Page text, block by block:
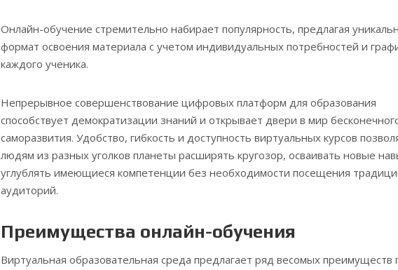
Онлайн-обучение стремительно набирает популярность, предлагая
формат освоения материала с учетом индивидуальных потребностей и
каждого ученика.
Непрерывное совершенствование цифровых платформ для образования
способствует демократизации знаний и открывает двери в мир
саморазвития. Удобство, гибкость и доступность виртуальных курсов
людям из разных уголков планеты расширять кругозор, осваивать новые
углублять имеющиеся компетенции без необходимости посещения
аудиторий.
Преимущества онлайн-обучения
Виртуальная образовательная среда предлагает ряд весомых преимуществ